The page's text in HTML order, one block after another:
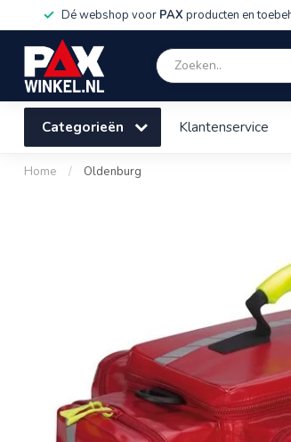
Dé webshop voor PAX producten en
Categorieën Klantenservice
Home / Oldenburg